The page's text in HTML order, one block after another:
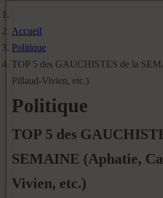
Accueil
Politique
TOP 5 des GAUCHISTES de la
Pillaud-Vivien, etc.)
Politique
TOP 5 des
SEMAINE (Aphatie,
Vivien, etc.)